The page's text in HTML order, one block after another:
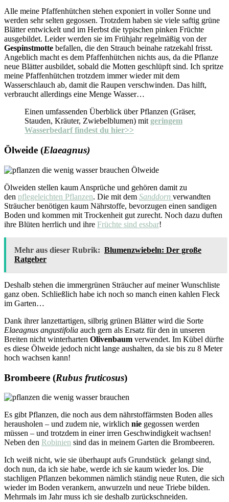
Alle meine Pfaffenhütchen stehen exponiert in voller Sonne und
werden sehr selten gegossen. Trotzdem haben sie viele saftig grüne
Blätter entwickelt und im Herbst die typischen pinken Früchte
ausgebildet. Leider werden sie im Frühjahr regelmäßig von der
Gespinstmotte befallen, die den Strauch beinahe ratzekahl frisst.
Angeblich macht es dem Pfaffenhütchen nichts aus, da die Pflanze
neue Blätter ausbildet, sobald die Motten geschlüpft sind. Ich spritze
meine Pfaffenhütchen trotzdem immer wieder mit dem
Wasserschlauch ab, damit die Raupen verschwinden. Das hilft,
verbraucht allerdings eine Menge Wasser…
Einen umfassenden Überblick über Pflanzen (Gräser,
Stauden, Kräuter, Zwiebelblumen) mitgeringem
Wasserbedarf findest du hier>>
Ölweide (Elaeagnus)
Ölweiden stellen kaum Ansprüche und gehören damit zu
den pflegeleichten Pflanzen. Die mit dem Sanddorn verwandten
Sträucher benötigen kaum Nährstoffe, bevorzugen einen sandigen
Boden und kommen mit Trockenheit gut zurecht. Noch dazu duften
ihre Blüten herrlich und ihre Früchte sind essbar!
Mehr aus dieser Rubrik: Blumenzwiebeln: Der große
Ratgeber
Deshalb stehen die immergrünen Sträucher auf meiner Wunschliste
ganz oben. Schließlich habe ich noch so manch einen kahlen Fleck
im Garten…
Dank ihrer lanzettartigen, silbrig grünen Blätter wird die Sorte
Elaeagnus angustifolia auch gern als Ersatz für den in unseren
Breiten nicht winterharten Olivenbaum verwendet. Im Kübel dürfte
es diese Ölweide jedoch nicht lange aushalten, da sie bis zu 8 Meter
hoch wachsen kann!
Brombeere (Rubus fruticosus)
Es gibt Pflanzen, die noch aus dem nährstoffärmsten Boden alles
herausholen – und zudem nie, wirklich nie gegossen werden
müssen – und trotzdem in einer irren Geschwindigkeit wachsen!
Neben den Robinien sind das in meinem Garten die Brombeeren.
Ich weiß nicht, wie sie überhaupt aufs Grundstück gelangt sind,
doch nun, da ich sie habe, werde ich sie kaum wieder los. Die
stachligen Pflanzen bekommen nämlich ständig neue Ruten, die sich
wieder im Boden verankern, anwurzeln und neue Triebe bilden.
Mehrmals im Jahr muss ich sie deshalb zurückschneiden.